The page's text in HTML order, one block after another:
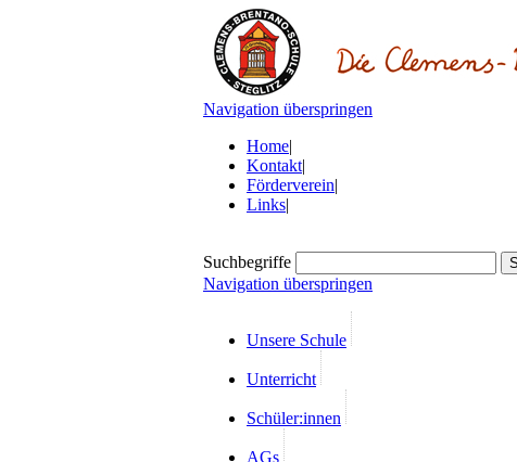
Navigation überspringen
Home|
Kontakt|
Förderverein|
Links|
Suchbegriffe
Navigation überspringen
Unsere Schule
Unterricht
Schüler:innen
AGs